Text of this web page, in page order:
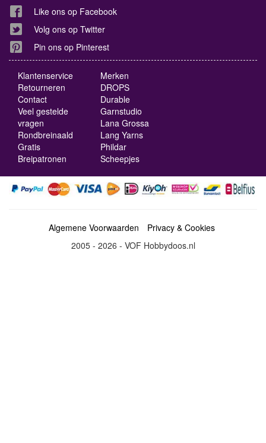
Like ons op Facebook
Volg ons op Twitter
Pin ons op Pinterest
Klantenservice
Retourneren
Contact
Veel gestelde
vragen
Rondbreinaald
Gratis
Breipatronen
Merken
DROPS
Durable
Garnstudio
Lana Grossa
Lang Yarns
Phildar
Scheepjes
Algemene Voorwaarden
Privacy & Cookies
2005 - 2026 - VOF Hobbydoos.nl